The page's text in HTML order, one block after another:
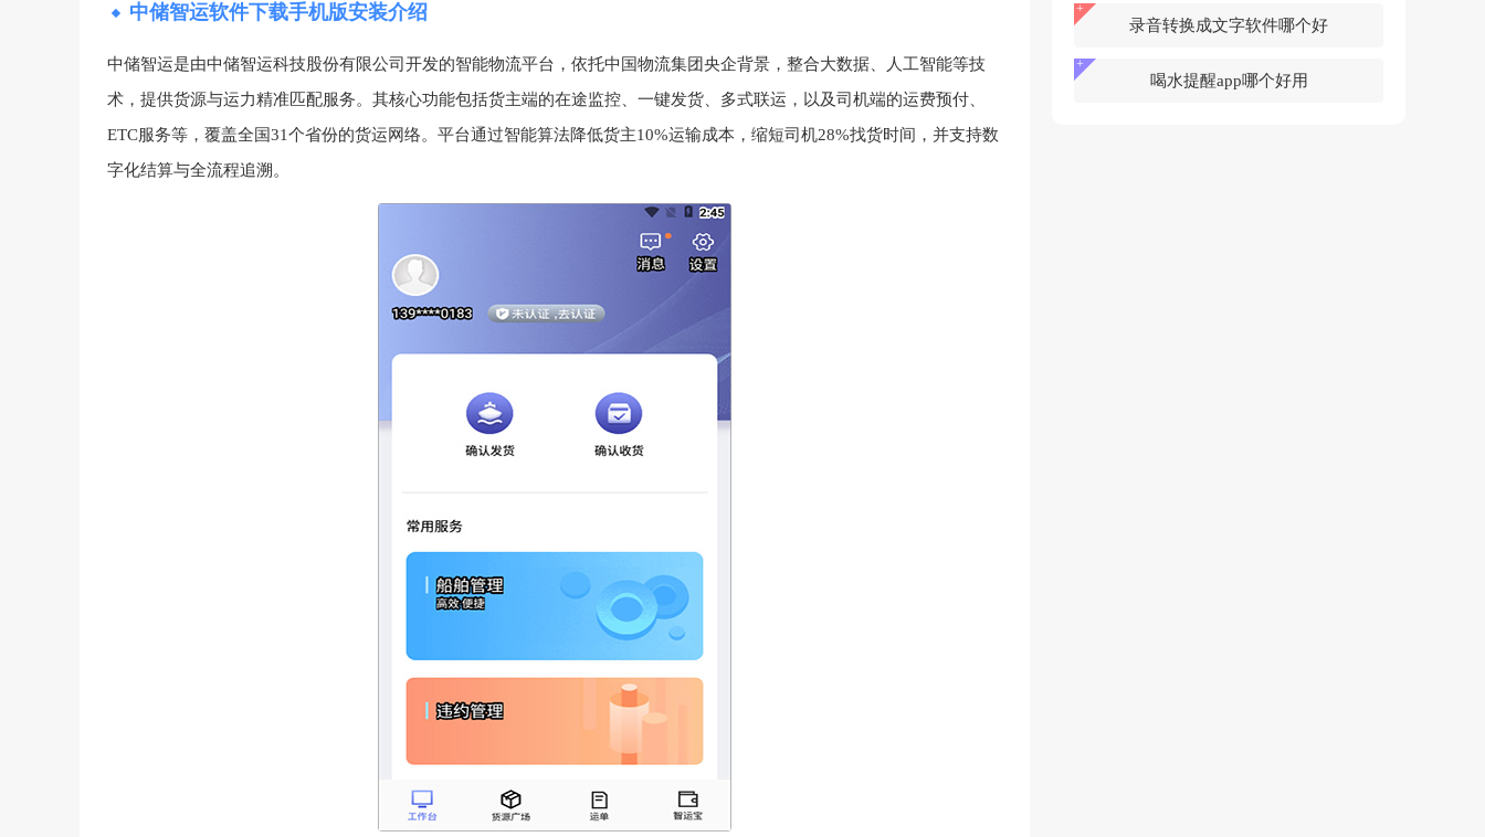
中储智运软件下载手机版安装介绍
中储智运是由中储智运科技股份有限公司开发的智能物流平台，依托中国物流集团央企背景，整合大数据、人工智能等技
术，提供货源与运力精准匹配服务‌。其核心功能包括货主端的在途监控、一键发货、多式联运，以及司机端的运费预付、
ETC服务等，覆盖全国31个省份的货运网络‌。平台通过智能算法降低货主10%运输成本，缩短司机28%找货时间，并支持数
字化结算与全流程追溯‌。
录音转换成文字软件哪个好
喝水提醒app哪个好用